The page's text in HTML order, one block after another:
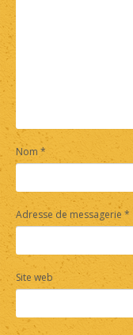
Nom *
Adresse de messagerie *
Site web